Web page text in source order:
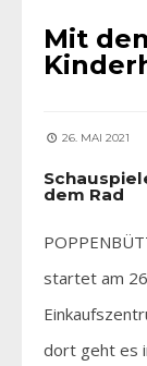
Mit
26. MAI 2021
dem Rad
startet am
dort geht es